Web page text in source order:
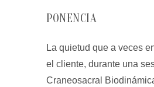
PONENCIA
La quietud que a veces
el cliente, durante una
Craneosacral